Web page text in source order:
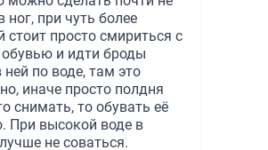
ног, при чуть более
стоит просто смириться с
и идти броды
по воде, там это
иначе просто полдня
снимать, то обувать её
При высокой воде в
не соваться.